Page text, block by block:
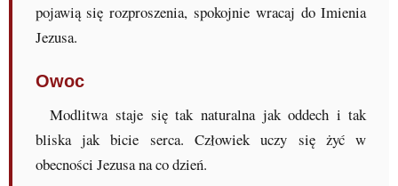
pojawią się rozproszenia, spokojnie wracaj do Imienia
Jezusa.
Owoc
Modlitwa staje się tak naturalna jak oddech i tak
bliska jak bicie serca. Człowiek uczy się żyć w
obecności Jezusa na co dzień.